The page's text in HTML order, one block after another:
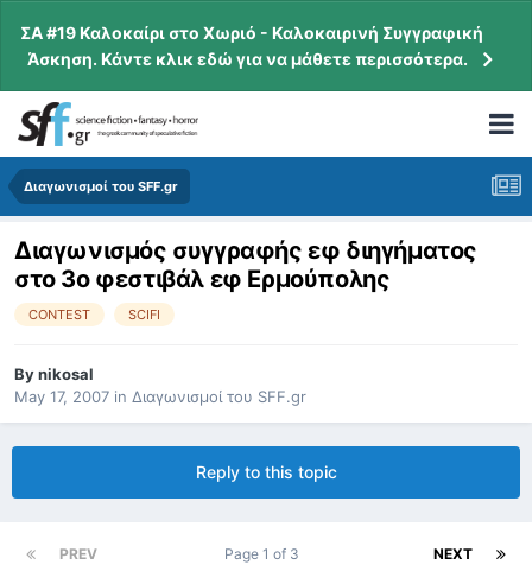
ΣΑ #19 Καλοκαίρι στο Χωριό - Καλοκαιρινή Συγγραφική
Άσκηση. Κάντε κλικ εδώ για να μάθετε περισσότερα.
Διαγωνισμοί του SFF.gr
Διαγωνισμός συγγραφής εφ διηγήματος
στο 3ο φεστιβάλ εφ Ερμούπολης
CONTEST SCIFI
Bynikosal
May 17, 2007 in Διαγωνισμοί του SFF.gr
Reply to this topic
PREV NEXT
Page 1 of 3